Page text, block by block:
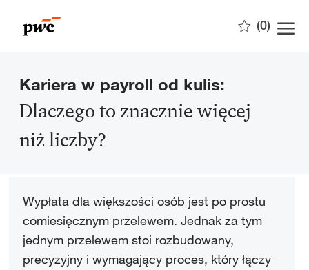
(0)
Kariera w payroll od kulis:
Dlaczego to znacznie więcej
niż liczby?
Wypłata dla większości osób jest po prostu
comiesięcznym przelewem. Jednak za tym
jednym przelewem stoi rozbudowany,
precyzyjny i wymagający proces, który łączy